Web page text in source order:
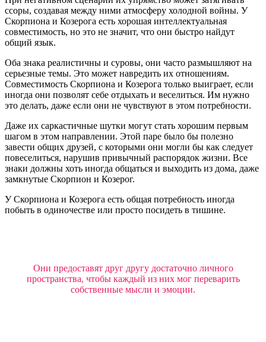
ссоры, создавая между ними атмосферу холодной войны. У
Скорпиона и Козерога есть хорошая интеллектуальная
совместимость, но это не значит, что они быстро найдут
общий язык.
Оба знака реалистичны и суровы, они часто размышляют на
серьезные темы. Это может навредить их отношениям.
Совместимость Скорпиона и Козерога только выиграет, если
иногда они позволят себе отдыхать и веселиться. Им нужно
это делать, даже если они не чувствуют в этом потребности.
Даже их саркастичные шутки могут стать хорошим первым
шагом в этом направлении. Этой паре было бы полезно
завести общих друзей, с которыми они могли бы как следует
повеселиться, нарушив привычный распорядок жизни. Все
знаки должны хоть иногда общаться и выходить из дома, даже
замкнутые Скорпион и Козерог.
У Скорпиона и Козерога есть общая потребность иногда
побыть в одиночестве или просто посидеть в тишине.
Они предоставят друг другу достаточно личного
пространства, чтобы каждый из них мог переварить
собственные мысли и эмоции.